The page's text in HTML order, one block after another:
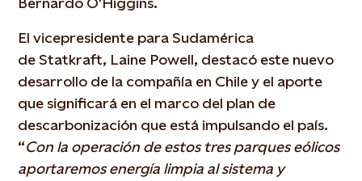
El vicepresidente para Sudamérica
de Statkraft, Laine Powell, destacó este nuevo
desarrollo de la compañía en Chile y el aporte
que significará en el marco del plan de
descarbonización que está impulsando el país.
“Con la operación de estos tres parques eólicos
aportaremos energía limpia al sistema y